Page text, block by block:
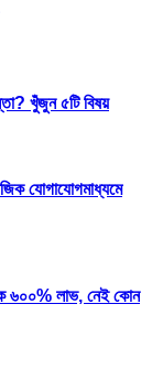
খুঁজুন ৫টি বিষয়
যোগাযোগমাধ্যমে
৬০০% লাভ, নেই কোন